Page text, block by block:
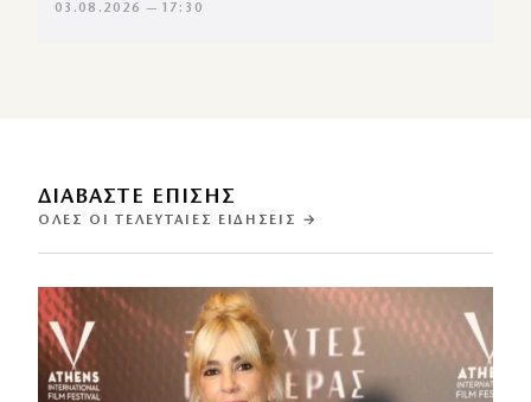
03.08.2026 — 17:30
ΔΙΑΒΑΣΤΕ ΕΠΙΣΗΣ
ΌΛΕΣ ΟΙ ΤΕΛΕΥΤΑΊΕΣ ΕΙΔΉΣΕΙΣ →